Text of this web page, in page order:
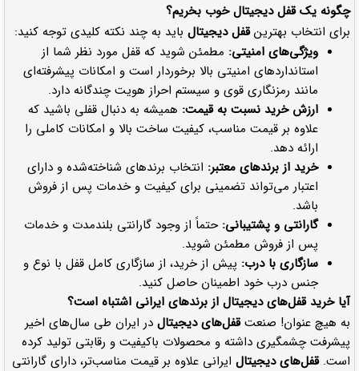
چگونه یک قفل دیجیتال خوب بخریم؟
برای انتخاب بهترینقفل دیجیتال باید به چند نکته کلیدی توجه کنید:
ویژگی‌های امنیتی: مطمئن شوید که قفل مورد نظر شما از
استانداردهای امنیتی بالا برخوردار است و امکانات پیشرفته‌ای
مانند رمزنگاری قوی و سیستم احراز هویت چندگانه دارد.
ارزش خرید نسبت به قیمت: همیشه به دنبال قفلی باشید که
علاوه بر قیمت مناسب، کیفیت ساخت بالا و امکانات کاملی را
ارائه دهد.
خرید از برندهای معتبر: انتخاب برندهای شناخته‌شده و دارای
اعتبار می‌تواند تضمینی برای کیفیت و خدمات پس از فروش
باشد.
گارانتی و پشتیبانی: حتماً از وجود گارانتی بلندمدت و خدمات
پس از فروش مطمئن شوید.
سازگاری با درب: پیش از خرید، از سازگاری کامل قفل با نوع و
جنس درب خود اطمینان حاصل کنید.
آیا خرید قفل‌های دیجیتال از برندهای ایرانی اشتباه است؟
به هیچ عنوان! صنعتقفل‌های دیجیتال در ایران طی سال‌های اخیر
پیشرفت چشمگیری داشته و محصولات باکیفیت و رقابتی تولید کرده
است.قفل‌های دیجیتال ایرانی علاوه بر قیمت مناسب‌تر، دارای گارانتی